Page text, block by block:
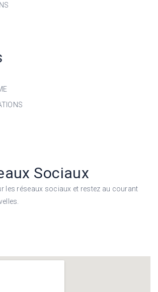
Sociaux
les réseaux sociaux et restez au courant